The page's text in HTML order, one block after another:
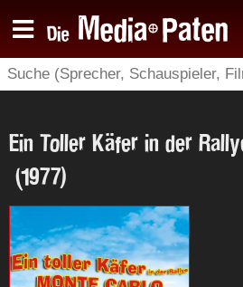
Ein Toller Käfer in der
(1977)